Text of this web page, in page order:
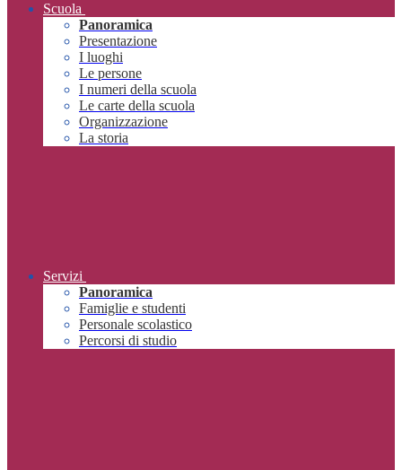
Scuola
Panoramica
Presentazione
I luoghi
Le persone
I numeri della scuola
Le carte della scuola
Organizzazione
La storia
Servizi
Panoramica
Famiglie e studenti
Personale scolastico
Percorsi di studio